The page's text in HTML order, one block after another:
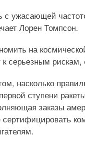
ужасающей
Лорен Томпсон.
на
серьезным рискам,
насколько
ступени
заказы